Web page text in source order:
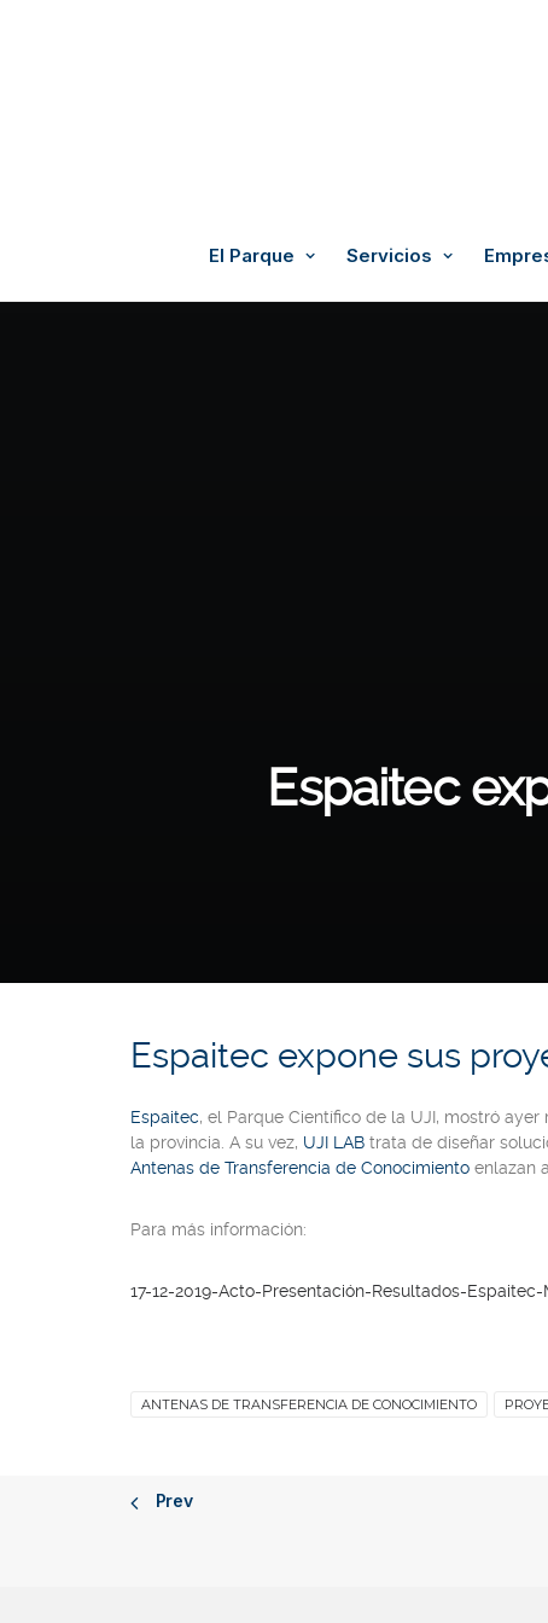
El Parque Servicios
Espaitec
Espaitec expone sus
Espaitec, el Parque Científico de la UJI, mostró
la provincia. A su vez, UJI LAB trata de diseñar
Antenas de Transferencia de Conocimiento enlazan a
Para más información:
17-12-2019-Acto-Presentación-Resultados-
ANTENAS DE TRANSFERENCIA DE CONOCIMIENTO
Prev